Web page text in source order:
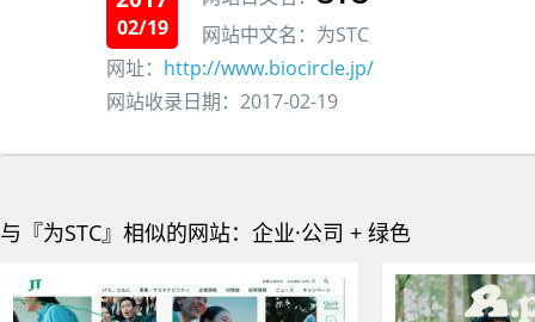
02/19
网站中文名：为STC
网址： http://www.biocircle.jp/
网站收录日期：2017-02-19
与『为STC』相似的网站：企业·公司 + 绿色